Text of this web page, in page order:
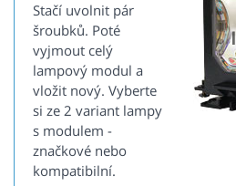
Stačí uvolnit pár
šroubků. Poté
vyjmout celý
lampový modul a
vložit nový. Vyberte
si ze 2 variant lampy
s modulem -
značkové nebo
kompatibilní.